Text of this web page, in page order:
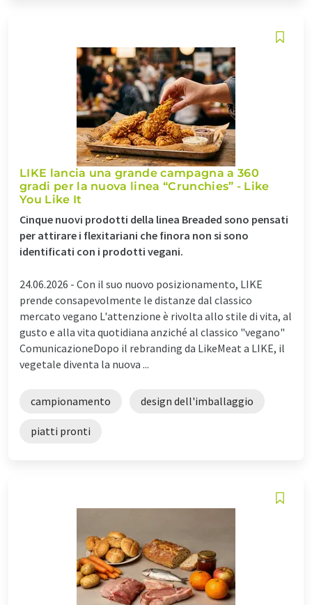
LIKE lancia una grande campagna a 360
gradi per la nuova linea “Crunchies” - Like
You Like It
Cinque nuovi prodotti della linea Breaded sono pensati
per attirare i flexitariani che finora non si sono
identificati con i prodotti vegani.
24.06.2026 - Con il suo nuovo posizionamento, LIKE
prende consapevolmente le distanze dal classico
mercato vegano L'attenzione è rivolta allo stile di vita, al
gusto e alla vita quotidiana anziché al classico "vegano"
ComunicazioneDopo il rebranding da LikeMeat a LIKE, il
vegetale diventa la nuova ...
campionamento design dell'imballaggio
piatti pronti